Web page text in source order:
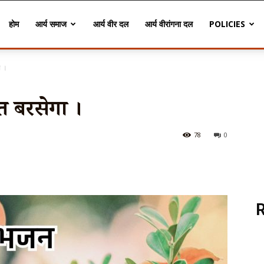
होम आर्य समाज आर्य वीर दल आर्य वीरांगना दल POLICIES
।
बरसेगा ।
0
78